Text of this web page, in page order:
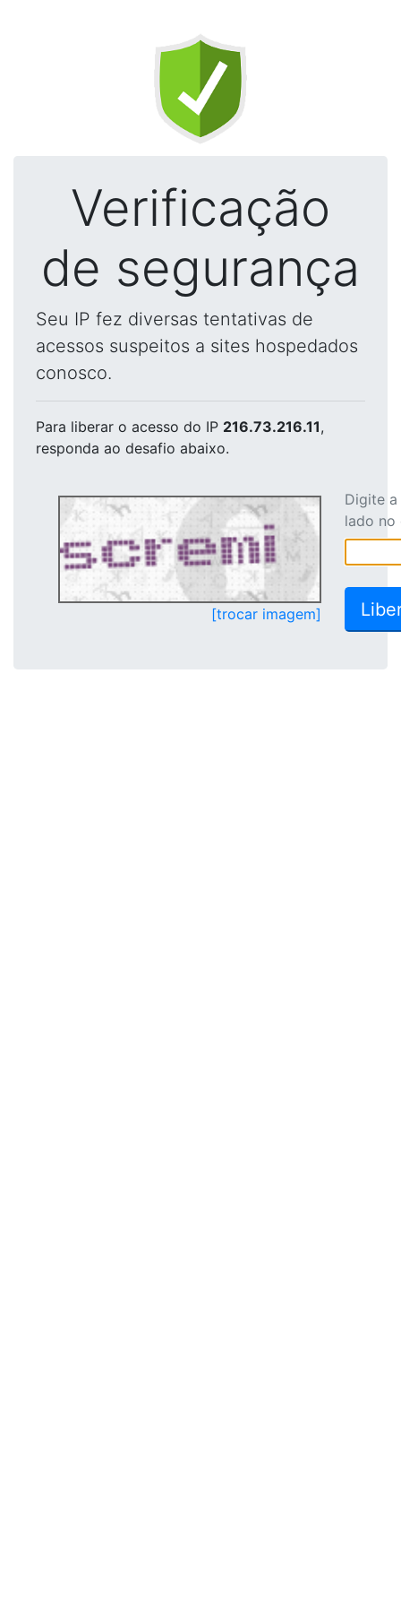
Verificação
de segurança
Seu IP fez diversas tentativas de
acessos suspeitos a sites hospedados
conosco.
Para liberar o acesso do IP 216.73.216.11,
responda ao desafio abaixo.
[trocar imagem]
Digite
lado no